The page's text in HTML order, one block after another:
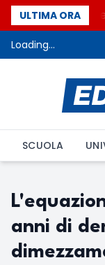
ULTIMA ORA
La denuncia
Loading...
SCUOLA
anni di